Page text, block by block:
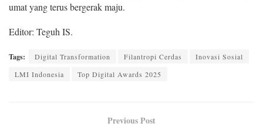
umat yang terus bergerak maju.
Editor: Teguh IS.
Tags: Digital Transformation Filantropi Cerdas
Inovasi Sosial
LMI Indonesia
Top Digital Awards 2025
Previous Post